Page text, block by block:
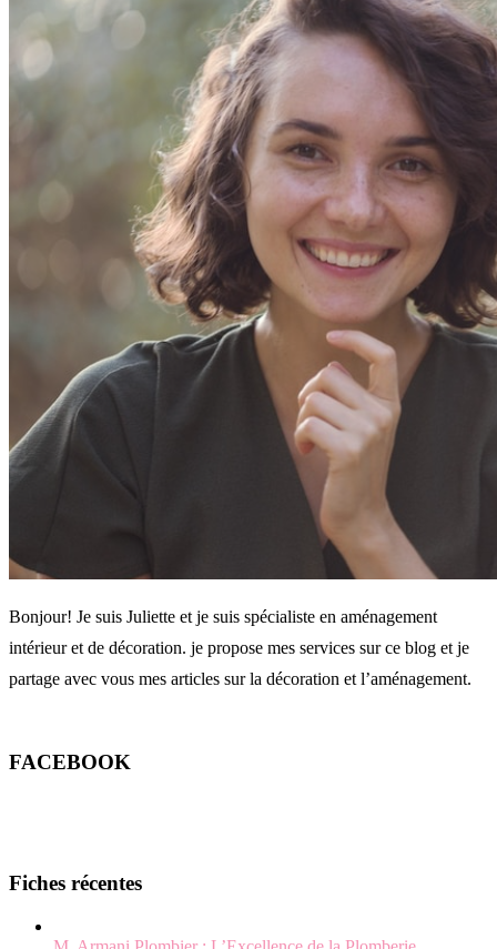
Bonjour! Je suis Juliette et je suis spécialiste en aménagement
intérieur et de décoration. je propose mes services sur ce blog et je
partage avec vous mes articles sur la décoration et l’aménagement.
FACEBOOK
Fiches récentes